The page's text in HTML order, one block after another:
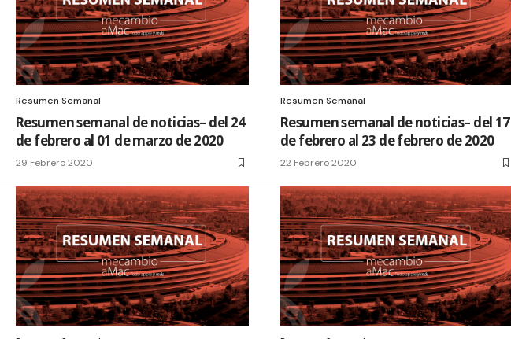
Resumen Semanal
Resumen semanal de noticias– del 24
de febrero al 01 de marzo de 2020
29 Febrero 2020
Resumen Semanal
Resumen semanal de noticias– del 17
de febrero al 23 de febrero de 2020
22 Febrero 2020